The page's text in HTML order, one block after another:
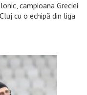
campioana Greciei
cu o echipă din liga